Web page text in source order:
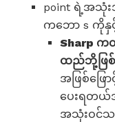
point ရဲ့အသုံး
ကဘော s ကိုနှ
Sharp
ထည်ဘို့ဖြ
အဖြစ်ဖြေ
ပေးရတယ်
အသုံးဝင်